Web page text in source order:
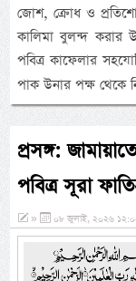
জোশ, ক্রোধ ও
কালিমা বুলন্দ করার
পবিত্র কাফেলার
পাক উনার পক্ষ থেকে
প্রসঙ্গ:
পবিত্র সূরা
» ০৮ জুলাই, ২০২৬